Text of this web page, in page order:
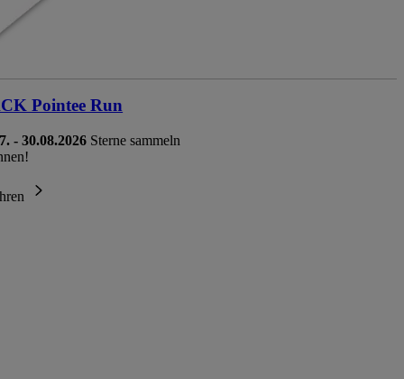
Pointee Run
- 30.08.2026 Sterne sammeln